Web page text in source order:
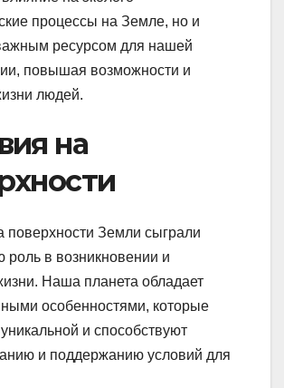
процессы на Земле, но и
ресурсом для нашей
повышая возможности и
людей.
на
поверхности Земли сыграли
в возникновении и
Наша планета обладает
особенностями, которые
и способствуют
и поддержанию условий для